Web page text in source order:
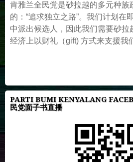
肯雅兰全民党是砂拉越的多元种族
的：“追求独立之路”。我们计划在
中派出候选人，因此我们需要砂拉
经济上以财礼（gift) 方式来支援我
PARTI BUMI KENYALANG
民党面子书直播